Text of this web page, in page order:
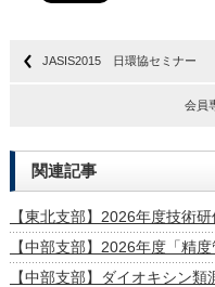
JASIS2015 日環協セミナー
会員
関連記事
【東北支部】2026年度技術
【中部支部】2026年度「精
【中部支部】ダイオキシン